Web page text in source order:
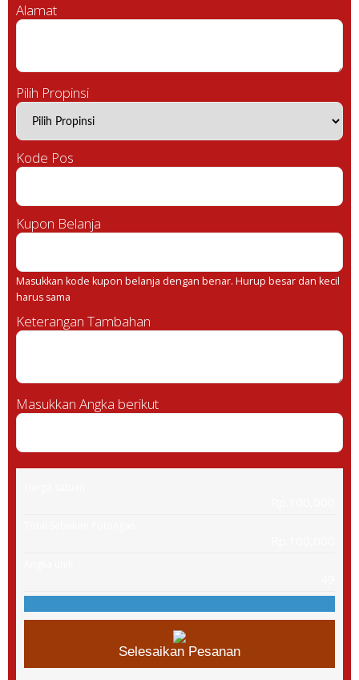
Alamat
Pilih Propinsi
Kode Pos
Kupon Belanja
Masukkan kode kupon belanja dengan benar. Hurup besar dan kecil
harus sama
Keterangan Tambahan
Masukkan Angka berikut
Selesaikan Pesanan